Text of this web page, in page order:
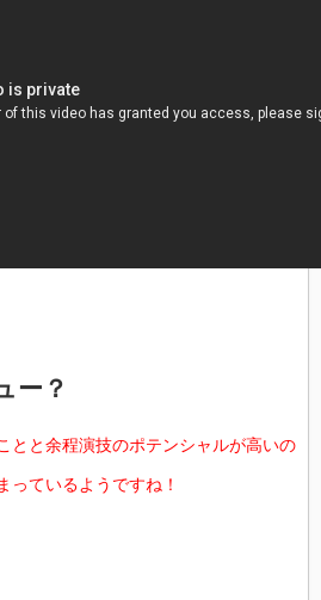
ー？
とと余程演技のポテンシャルが高いの
っているようですね！